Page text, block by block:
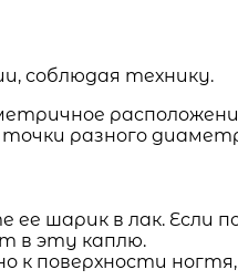
соблюдая технику.
разного
шарик в лак. Если
в эту каплю.
поверхности